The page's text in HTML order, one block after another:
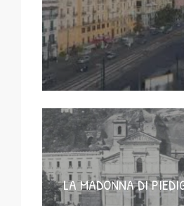
LA MADONNA DI